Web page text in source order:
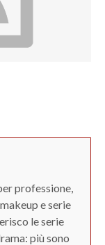
professione,
e serie
le serie
più sono